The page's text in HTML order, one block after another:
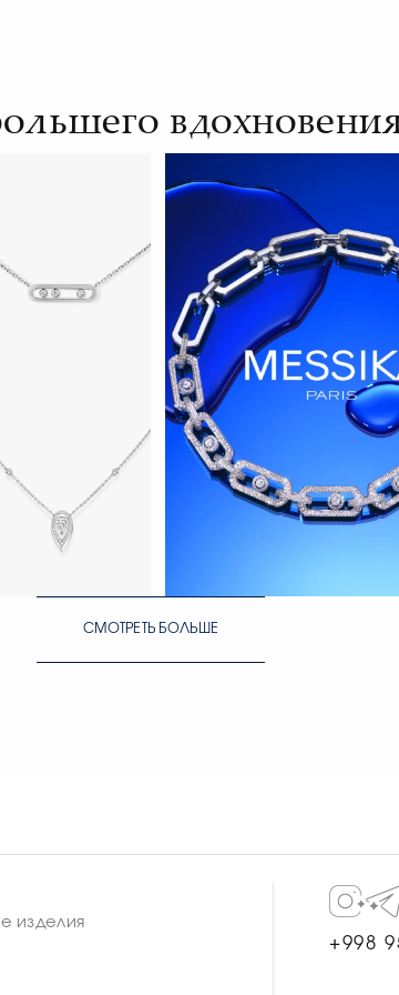
СЕЙЧАС
СМОТРЕТЬ БОЛЬШЕ
изделия
+998